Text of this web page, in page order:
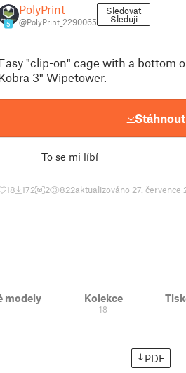
5
PolyPrint
@PolyPrint_2290065
Sledovat
Sleduji
"clip-on" cage with a bottom
3" Wipetower.
Stáhnout
To se mi líbí
18 172 2 822aktualizováno 27. července
modely Kolekce
18
PDF